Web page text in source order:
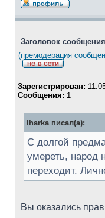
Заголовок
(премодерация
Зарегистрирован:
Сообщения: 1
Iharka писал(а):
С долгой
умереть, народ
переходит.
Вы оказались